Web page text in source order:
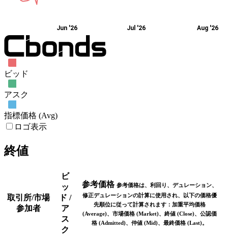
Jun '26 Jul '26 Aug '26
ビッド
アスク
指標価格 (Avg)
ロゴ表示
終値
取引所/市場
参加者
ビ
ッ
ド /
ア
ス
ク
参考価格 参考価格は、利回り、デュレーション、
修正デュレーションの計算に使用され、以下の価格優
先順位に従って計算されます：加重平均価格
(Average)、市場価格 (Market)、終値 (Close)、公認価
格 (Admitted)、仲値 (Mid)、最終価格 (Last)。